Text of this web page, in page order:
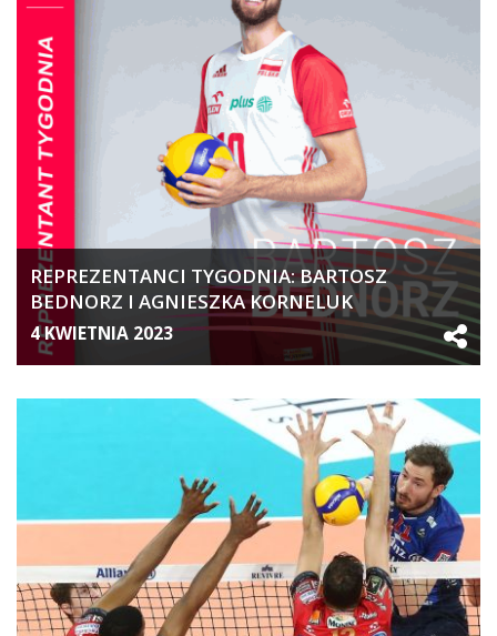
REPREZENTANCI TYGODNIA: BARTOSZ
BEDNORZ I AGNIESZKA KORNELUK
4 KWIETNIA 2023